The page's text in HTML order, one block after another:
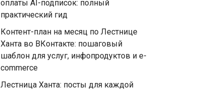
оплаты AI-подписок: полный
практический гид
Контент-план на месяц по Лестнице
Ханта во ВКонтакте: пошаговый
шаблон для услуг, инфопродуктов и e-
commerce
Лестница Ханта: посты для каждой